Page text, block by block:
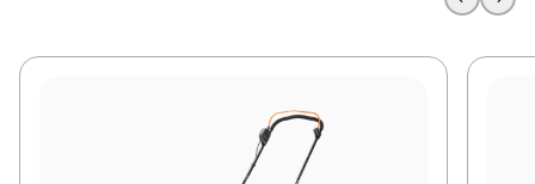
Skip to previous slide page Skip to